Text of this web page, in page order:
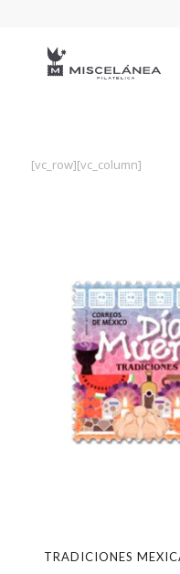
[vc_row][vc_column]
TRADICIONES